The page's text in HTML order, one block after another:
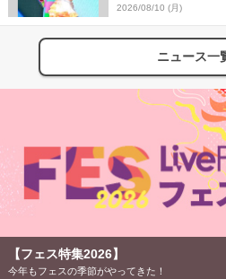
を盛り上げまくる！
2026/08/10 (月)
ニュース一
【フェス特集2026】
今年もフェスの季節がやってきた！